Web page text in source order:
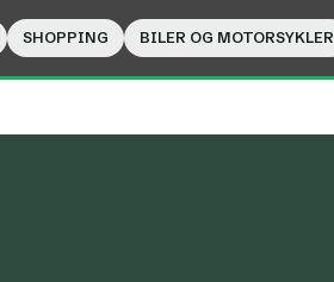
SHOPPING BILER OG MOTORSYKLER